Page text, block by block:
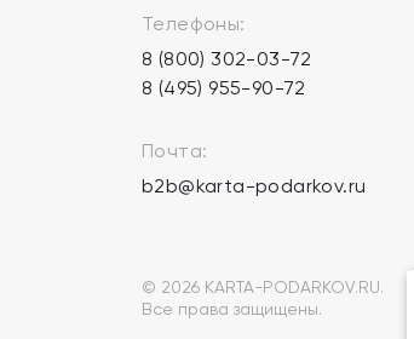
Телефоны:
8 (800) 302-03-72
8 (495) 955-90-72
Почта:
b2b@karta-podarkov.ru
© 2026 KARTA-PODARKOV.RU.
Все права защищены.